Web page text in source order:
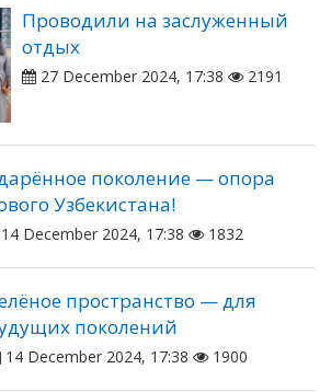
Проводили на заслуженный
отдых
27 December 2024, 17:38 2191
поколение — опора
Узбекистана!
14 December 2024, 17:38 1832
пространство — для
поколений
14 December 2024, 17:38 1900